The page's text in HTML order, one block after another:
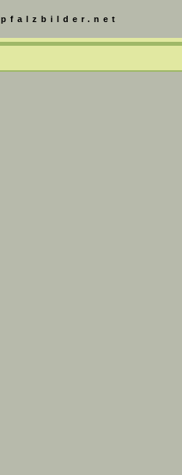
pfalzbilder.net